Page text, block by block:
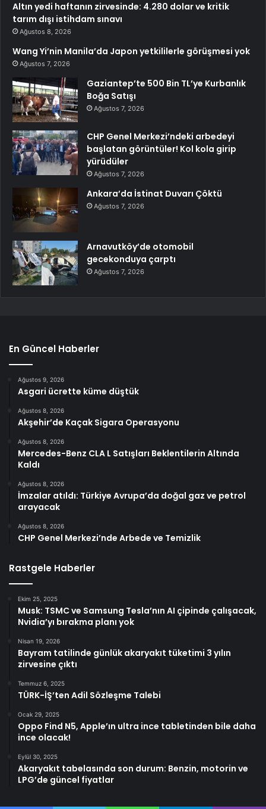
Altın yedi haftanın zirvesinde: 4.280 dolar ve kritik
tarım dışı istihdam sınavı
Ağustos 8, 2026
Wang Yi’nin Manila’da Japon yetkililerle görüşmesi yok
Ağustos 7, 2026
Gaziantep’te 500 Bin TL’ye Kurbanlık
Boğa Satışı
Ağustos 7, 2026
CHP Genel Merkezi’ndeki arbedeyi
başlatan görüntüler! Kol kola girip
yürüdüler
Ağustos 7, 2026
Ankara’da İstinat Duvarı Çöktü
Ağustos 7, 2026
Arnavutköy’de otomobil
gecekonduya çarptı
Ağustos 7, 2026
En Güncel Haberler
Ağustos 9, 2026
Asgari ücrette küme düştük
Ağustos 8, 2026
Akşehir’de Kaçak Sigara Operasyonu
Ağustos 8, 2026
Mercedes-Benz CLA L Satışları Beklentilerin Altında
Kaldı
Ağustos 8, 2026
İmzalar atıldı: Türkiye Avrupa’da doğal gaz ve petrol
arayacak
Ağustos 8, 2026
CHP Genel Merkezi’nde Arbede ve Temizlik
Rastgele Haberler
Ekim 25, 2025
Musk: TSMC ve Samsung Tesla’nın AI çipinde çalışacak,
Nvidia’yı bırakma planı yok
Nisan 19, 2026
Bayram tatilinde günlük akaryakıt tüketimi 3 yılın
zirvesine çıktı
Temmuz 6, 2025
TÜRK-İŞ’ten Adil Sözleşme Talebi
Ocak 29, 2025
Oppo Find N5, Apple’ın ultra ince tabletinden bile daha
ince olacak!
Eylül 30, 2025
Akaryakıt tabelasında son durum: Benzin, motorin ve
LPG’de güncel fiyatlar